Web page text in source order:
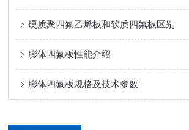
硬质聚四氟乙烯板和软质四氟板区别
膨体四氟板性能介绍
膨体四氟板规格及技术参数